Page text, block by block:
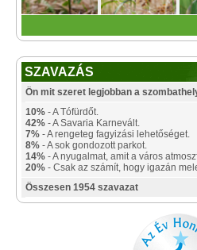
SZAVAZÁS
Ön mit szeret legjobban a
10% - A Tófürdőt.
42% - A Savaria Karnevált.
7% - A rengeteg fagyizási lehetőséget.
8% - A sok gondozott parkot.
14% - A nyugalmat, amit a város
20% - Csak az számít, hogy igazán
Összesen 1954 szavazat